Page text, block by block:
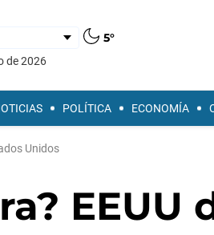
5°
de 2026
POLÍTICA ECONOMÍA
Unidos